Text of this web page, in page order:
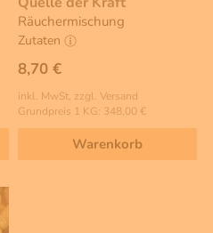
Räuchermischung
Zutaten
8,70 €
inkl. MwSt, zzgl. Versand
Grundpreis 1 KG: 348,00 €
Warenkorb